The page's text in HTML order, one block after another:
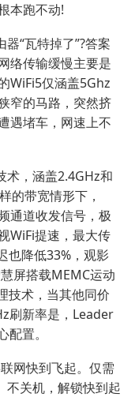
本跑不动!
“瓦特掉了”?答案
络传输缓慢主要是
WiFi5仅涵盖5Ghz
窄的马路，突然挤
遇堵车，网速上不
，涵盖2.4GHz和
的带宽情形下，
通道收发信号，极
WiFi提速，最大传
也降低33%，观影
屏搭载MEMC运动
技术，当其他同价
刷新率是，Leader
置。
网快到飞起。仅需
不关机，解锁快到起